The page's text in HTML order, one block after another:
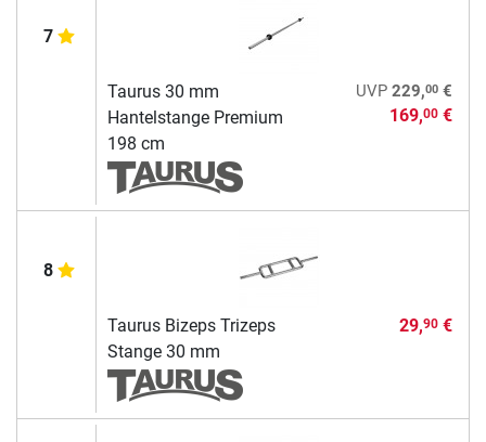
7
Taurus 30 mm
Hantelstange Premium
198 cm
UVP 229,00€
169,00€
8
Taurus Bizeps Trizeps
Stange 30 mm
29,90€